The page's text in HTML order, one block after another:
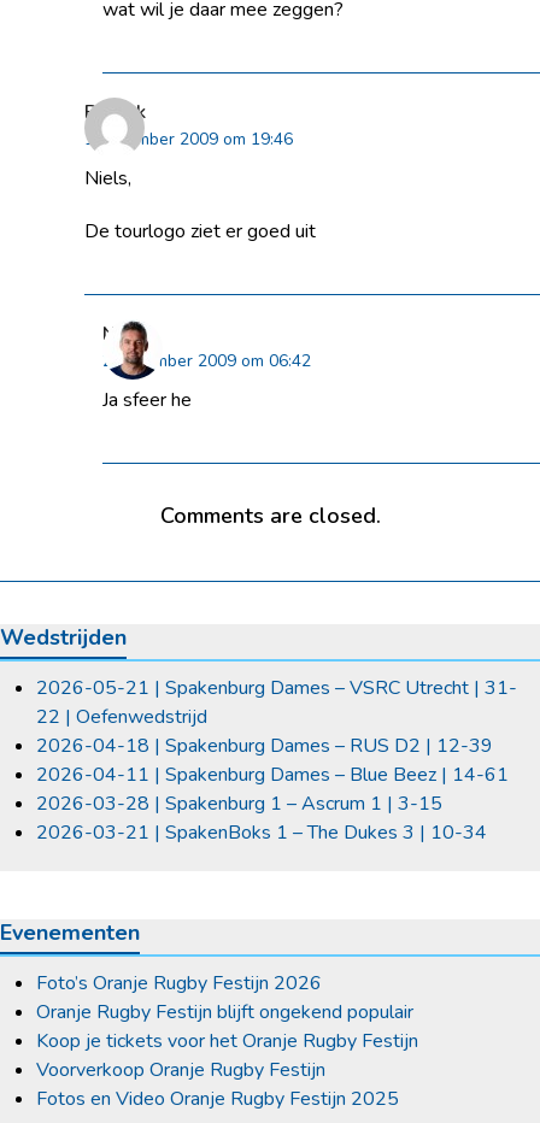
wat wil je daar mee zeggen?
Patrick
1 november 2009 om 19:46
Niels,
De tourlogo ziet er goed uit
Niels
2 november 2009 om 06:42
Ja sfeer he
Comments are closed.
Wedstrijden
2026-05-21 | Spakenburg Dames – VSRC Utrecht | 31-
22 | Oefenwedstrijd
2026-04-18 | Spakenburg Dames – RUS D2 | 12-39
2026-04-11 | Spakenburg Dames – Blue Beez | 14-61
2026-03-28 | Spakenburg 1 – Ascrum 1 | 3-15
2026-03-21 | SpakenBoks 1 – The Dukes 3 | 10-34
Evenementen
Foto’s Oranje Rugby Festijn 2026
Oranje Rugby Festijn blijft ongekend populair
Koop je tickets voor het Oranje Rugby Festijn
Voorverkoop Oranje Rugby Festijn
Fotos en Video Oranje Rugby Festijn 2025